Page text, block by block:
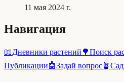
11 мая 2024 г.
Навигация
📖Дневники растений 🌳Поиск
Публикации🤖Задай вопрос🪴